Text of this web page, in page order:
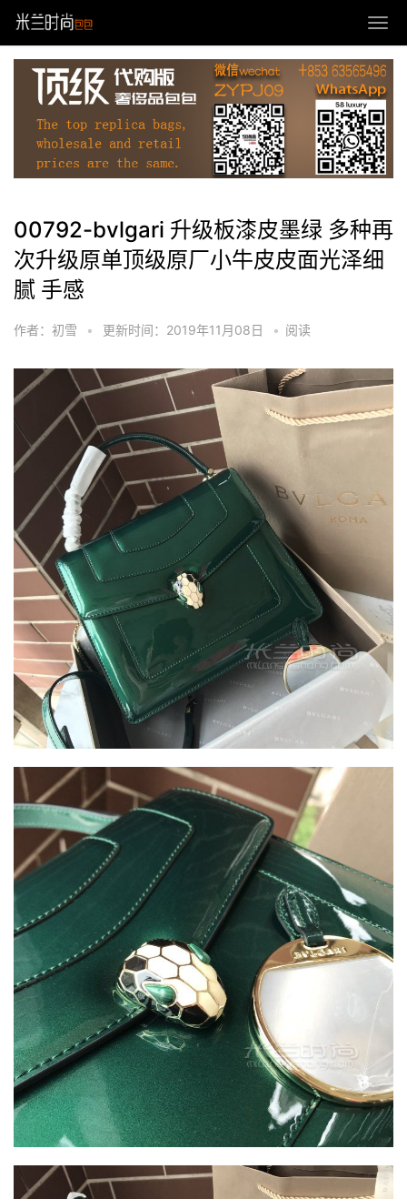
00792-bvlgari 升级板漆皮墨绿 多种再
次升级原单顶级原厂小牛皮皮面光泽细
腻 手感
作者：初雪 • 更新时间：2019年11月08日 • 阅读